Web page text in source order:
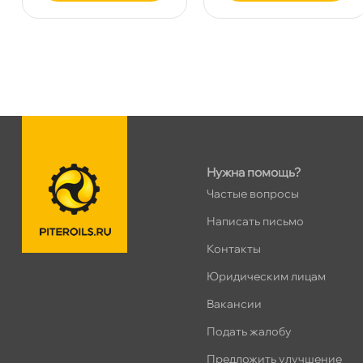
Сегодня, бесплатно
пр.Просвещения 72
Нужна помощь?
Частые вопросы
Написать письмо
Контакты
Юридическим лицам
акансии
Подать жалобу
Предложить улучшение